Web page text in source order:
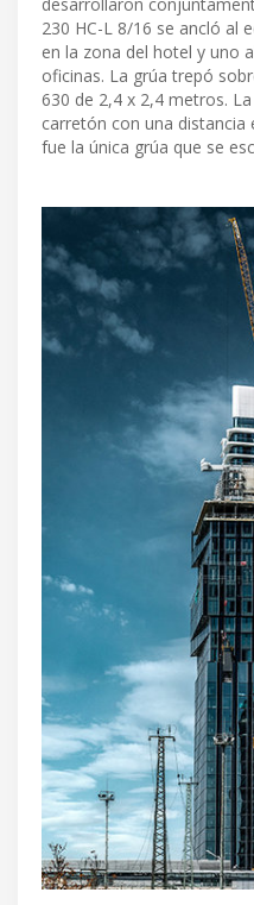
230 HC-L 8/16 se ancló al
en la zona del hotel y uno
oficinas. La grúa trepó
630 de 2,4 x 2,4 metros.
carretón con una
fue la única grúa que se